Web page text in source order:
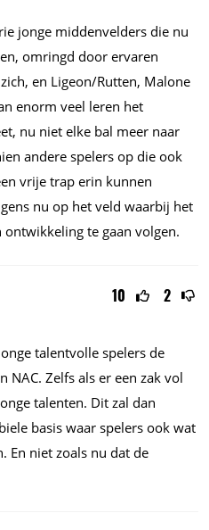
jonge middenvelders die nu
omringd door ervaren
en Ligeon/Rutten, Malone
enorm veel leren het
nu niet elke bal meer naar
andere spelers op die ook
vrije trap erin kunnen
nu op het veld waarbij het
te gaan volgen.
10 2
talentvolle spelers de
NAC. Zelfs als er een zak vol
talenten. Dit zal dan
basis waar spelers ook wat
En niet zoals nu dat de